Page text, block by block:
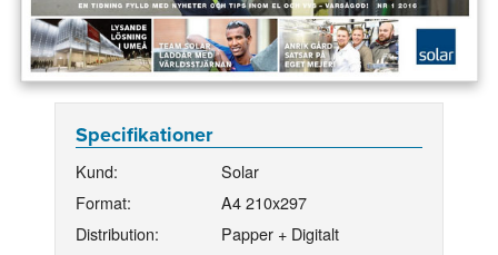
Specifikationer
Kund:
Solar
Format:
A4 210x297
Distribution:
Papper + Digitalt